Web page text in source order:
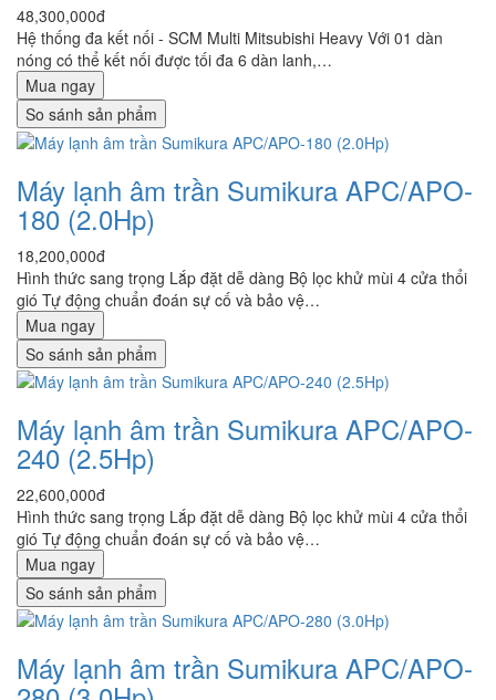
48,300,000đ
Hệ thống đa kết nối - SCM Multi Mitsubishi Heavy Với 01 dàn
nóng có thể kết nối được tối đa 6 dàn lanh,…
Mua ngay
So sánh sản phẩm
Máy lạnh âm trần Sumikura APC/APO-
180 (2.0Hp)
18,200,000đ
Hình thức sang trọng Lắp đặt dễ dàng Bộ lọc khử mùi 4 cửa thổi
gió Tự động chuẩn đoán sự cố và bảo vệ…
Mua ngay
So sánh sản phẩm
Máy lạnh âm trần Sumikura APC/APO-
240 (2.5Hp)
22,600,000đ
Hình thức sang trọng Lắp đặt dễ dàng Bộ lọc khử mùi 4 cửa thổi
gió Tự động chuẩn đoán sự cố và bảo vệ…
Mua ngay
So sánh sản phẩm
Máy lạnh âm trần Sumikura APC/APO-